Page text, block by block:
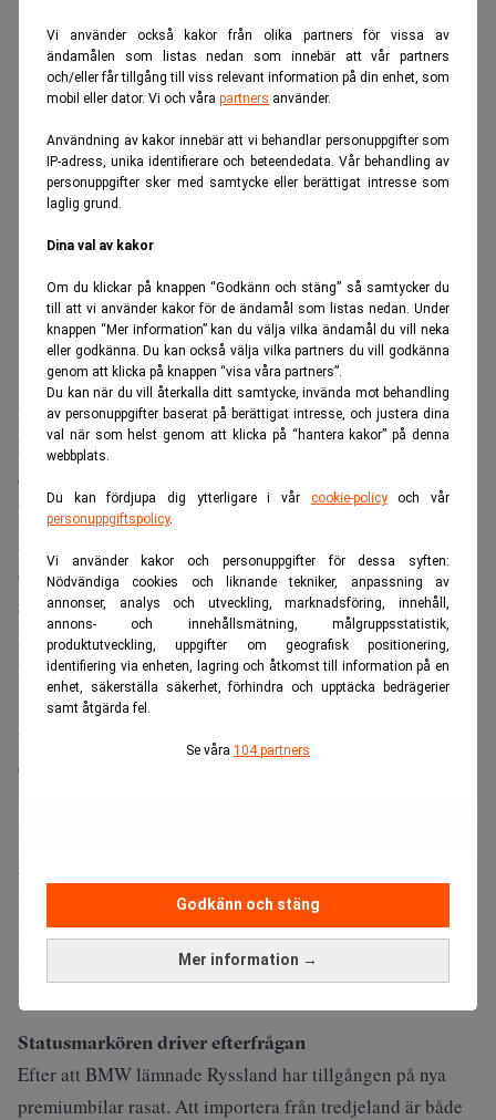
Vi använder också kakor från olika partners för vissa av
ändamålen som listas nedan som innebär att vår partners
och/eller får tillgång till viss relevant information på din enhet, som
mobil eller dator. Vi och våra partners använder.
Användning av kakor innebär att vi behandlar personuppgifter som
IP-adress, unika identifierare och beteendedata. Vår behandling av
personuppgifter sker med samtycke eller berättigat intresse som
laglig grund.
Dina val av kakor
Om du klickar på knappen “Godkänn och stäng” så samtycker du
till att vi använder kakor för de ändamål som listas nedan. Under
knappen “Mer information” kan du välja vilka ändamål du vill neka
eller godkänna. Du kan också välja vilka partners du vill godkänna
genom att klicka på knappen “visa våra partners”.
Du kan när du vill återkalla ditt samtycke, invända mot behandling
av personuppgifter baserat på berättigat intresse, och justera dina
val när som helst genom att klicka på “hantera kakor” på denna
webbplats.
Du kan fördjupa dig ytterligare i vår cookie-policyoch vår
personuppgiftspolicy.
Vi använder kakor och personuppgifter för dessa syften:
Nödvändiga cookies och liknande tekniker, anpassning av
annonser, analys och utveckling, marknadsföring, innehåll,
annons- och innehållsmätning, målgruppsstatistik,
produktutveckling, uppgifter om geografisk positionering,
identifiering via enheten, lagring och åtkomst till information på en
enhet, säkerställa säkerhet, förhindra och upptäcka bedrägerier
samt åtgärda fel.
Se våra 104 partners
Mer information →
Godkänn och stäng
Produktionen sker dels med komponentlager som blev
kvar efter att BMW 2022 valde att lämna Ryssland, och
dels med delar som tillverkats lokalt men som saknar den
kvalitetskontroll som bilmärket står för.
Läs också:
oljan. Realtid
Säljs som premium
Prislappen för en piratkopierad BMW ligger enligt,The
Moscow Times, på 12–14 miljoner rubel, motsvarande
1,5–1,8 miljoner kronor. Det är nivåer som normalt
förknippas med en officiell BMW 7‑serie eller X7 på den
europeiska marknaden.
Men de ryskbyggda bilarna saknar både certifiering,
som visserligen ser ut som en BMW, men utan vare sig
märkets ansvar eller säkerhetskontroller.
Läs också:
Trots sanktionerna – så hjälper företag i väst
Ryssland. Realtid
Statusmarkören driver efterfrågan
Efter att BMW lämnade Ryssland har tillgången på nya
premiumbilar rasat. Att importera från tredjeland är både